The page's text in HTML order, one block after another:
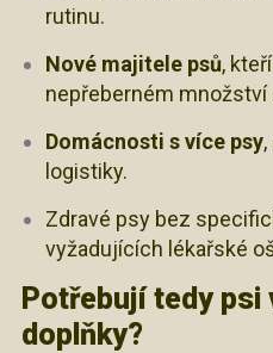
rutinu.
Nové majitele psů,
nepřeberném
Domácnosti s více psy,
logistiky.
Zdravé psy bez
vyžadujících lékařské
Potřebují tedy psi
doplňky?